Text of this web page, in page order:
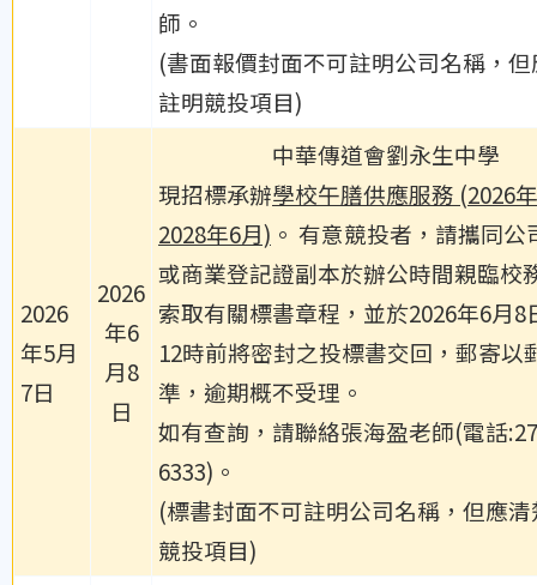
師。
(書面報價封面不可註明公司名稱，
註明競投項目)
2026
年5月
7日
2026
年6
月8
日
中華傳道會劉永生中學
現招標承辦學校午膳供應服務 (2026
2028年6月) 。 有意競投者，請攜同公
或商業登記證副本於辦公時間親臨校
索取有關標書章程，並於2026年6月8
12時前將密封之投標書交回，郵寄以
準，逾期概不受理。
如有查詢，請聯絡張海盈老師(電話
6333)。
(標書封面不可註明公司名稱，但應
競投項目)